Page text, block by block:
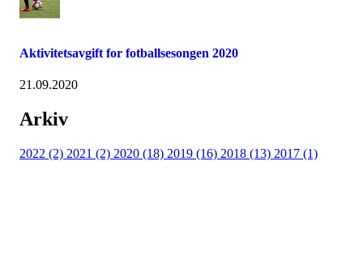
Aktivitetsavgift for fotballsesongen 2020
21.09.2020
Arkiv
2022 (2) 2021 (2) 2020 (18) 2019 (16) 2018 (13) 2017 (1)